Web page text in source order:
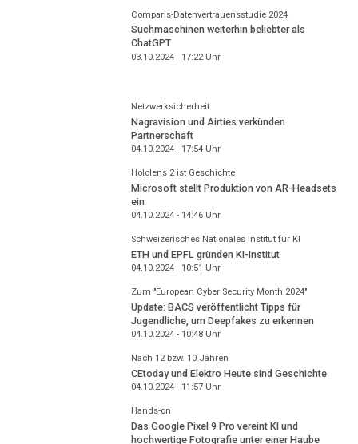
Comparis-Datenvertrauensstudie 2024
Suchmaschinen weiterhin beliebter als
ChatGPT
03.10.2024 - 17:22Uhr
Netzwerksicherheit
Nagravision und Airties verkünden
Partnerschaft
04.10.2024 - 17:54Uhr
Hololens 2 ist Geschichte
Microsoft stellt Produktion von AR-Headsets
ein
04.10.2024 - 14:46Uhr
Schweizerisches Nationales Institut für KI
ETH und EPFL gründen KI-Institut
04.10.2024 - 10:51 Uhr
Zum "European Cyber Security Month 2024"
Update: BACS veröffentlicht Tipps für
Jugendliche, um Deepfakes zu erkennen
04.10.2024 - 10:48Uhr
Nach 12 bzw. 10 Jahren
CEtoday und Elektro Heute sind Geschichte
04.10.2024 - 11:57Uhr
Hands-on
Das Google Pixel 9 Pro vereint KI und
hochwertige Fotografie unter einer Haube